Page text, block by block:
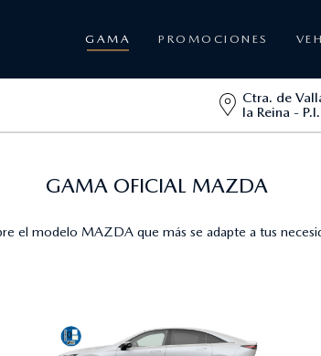
GAMA PROMOCIONES
Ctra. de
la Reina -
GAMA OFICIAL MAZDA
el modelo MAZDA que más se adapte a tus